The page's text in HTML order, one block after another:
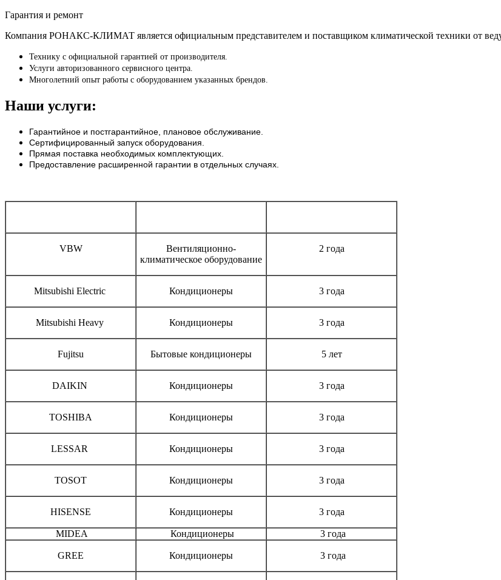
Гарантия и ремонт
Компания РОНАКС-КЛИМАТ является официальным представителем и поставщиком климатической техники от
Технику с официальной гарантией от производителя.
Услуги авторизованного сервисного центра.
Многолетний опыт работы с оборудованием указанных брендов.
Наши услуги:
Гарантийное и постгарантийное, плановое обслуживание.
Сертифицированный запуск оборудования.
Прямая поставка необходимых комплектующих.
Предоставление расширенной гарантии в отдельных случаях.
VBW
Вентиляционно-
климатическое оборудование
2 года
Mitsubishi Electric Кондиционеры 3 года
Mitsubishi Heavy Кондиционеры 3 года
Fujitsu Бытовые кондиционеры 5 лет
DAIKIN Кондиционеры 3 года
TOSHIBA Кондиционеры 3 года
LESSAR Кондиционеры 3 года
TOSOT Кондиционеры 3 года
HISENSE Кондиционеры 3 года
MIDEA Кондиционеры 3 года
GREE Кондиционеры 3 года